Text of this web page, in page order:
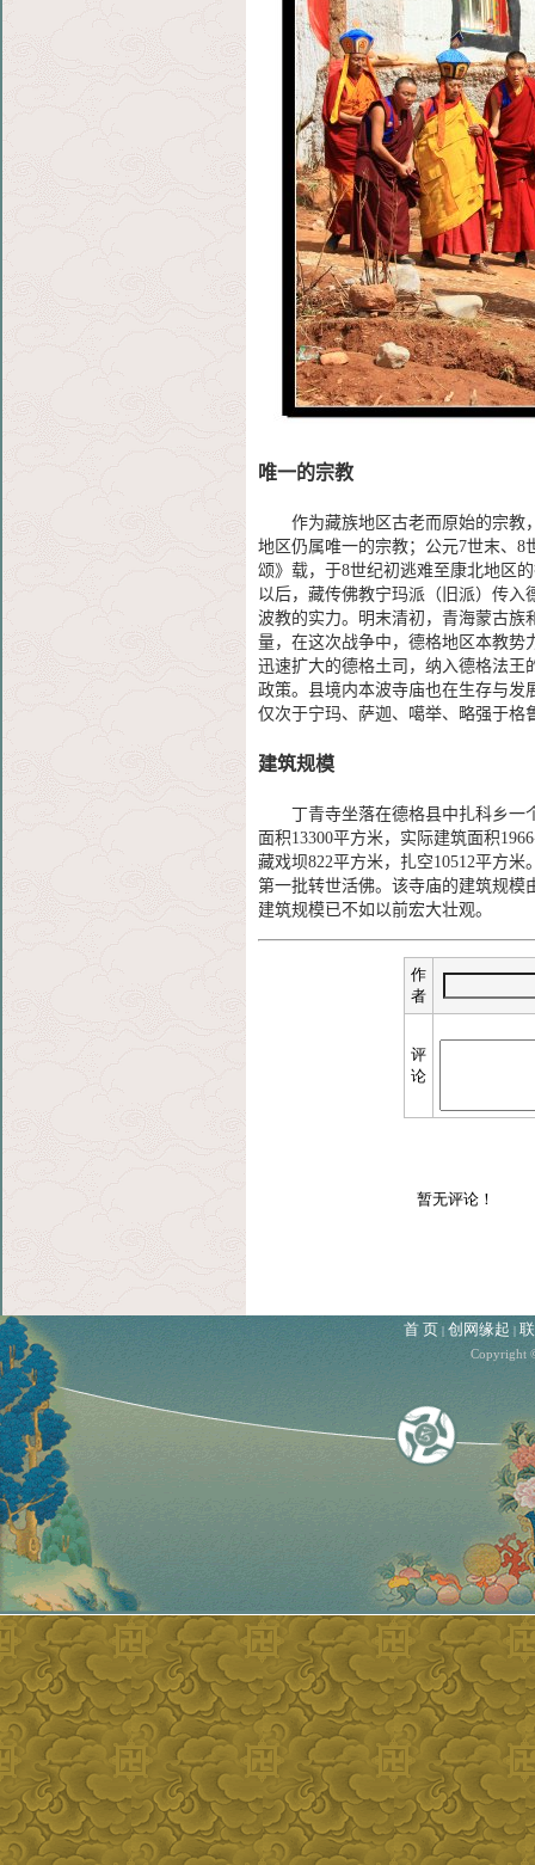
唯一的宗教
作为藏族地区古老而原始的宗教，
地区仍属唯一的宗教；公元7世末、
颂》载，于8世纪初逃难至康北地区
以后，藏传佛教宁玛派（旧派）传
波教的实力。明末清初，青海蒙古族
量，在这次战争中，德格地区本教势
迅速扩大的德格土司，纳入德格法王
政策。县境内本波寺庙也在生存与发
仅次于宁玛、萨迦、噶举、略强于格
建筑规模
丁青寺坐落在德格县中扎科乡一个
面积13300平方米，实际建筑面积
藏戏坝822平方米，扎空10512平方
第一批转世活佛。该寺庙的建筑规模
建筑规模已不如以前宏大壮观。